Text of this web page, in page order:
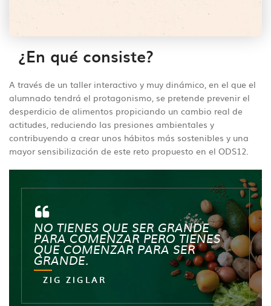
¿En qué consiste?
A través de un taller interactivo y muy dinámico, en el que el
alumnado tendrá el protagonismo, se pretende prevenir el
desperdicio de alimentos propiciando un cambio real de
actitudes, reduciendo las presiones ambientales y
contribuyendo a crear unos hábitos más sostenibles y una
mayor sensibilización de este reto propuesto en el ODS12.
NO TIENES QUE SER GRANDE
PARA COMENZAR PERO TIENES
QUE COMENZAR PARA SER
GRANDE.
ZIG ZIGLAR